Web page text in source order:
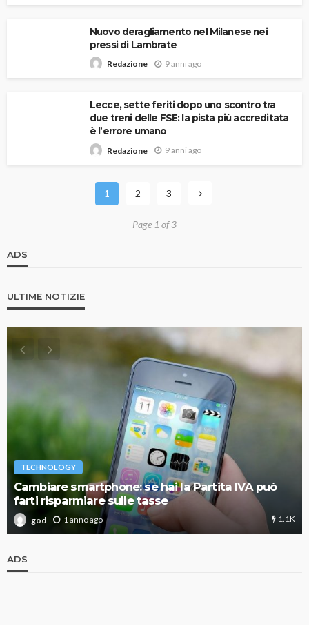
Nuovo deragliamento nel Milanese nei
pressi di Lambrate
Redazione 9 anni ago
Lecce, sette feriti dopo uno scontro tra
due treni delle FSE: la pista più accreditata
è l’errore umano
Redazione 9 anni ago
1 2 3
Page 1 of 3
ADS
ULTIME NOTIZIE
TECHNOLOGY
Cambiare smartphone: se hai la Partita IVA può
farti risparmiare sulle tasse
god 1 anno ago 1.1K
ADS